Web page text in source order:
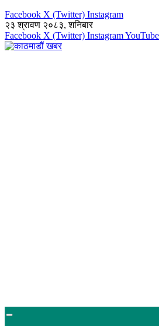
Facebook X (Twitter) Instagram
२३ श्रावण २०८३, शनिबार
Facebook X (Twitter) InstagramYouTube